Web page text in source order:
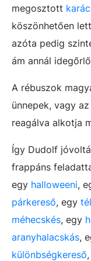
megosztott
köszönhetően
azóta pedig
ám annál
A rébuszok
ünnepek, vagy
reagálva alkotja
Így Dudolf
frappáns
egy halloweeni,
párkereső, egy
méhecskés, egy
aranyhalacskás,
különbségkereső